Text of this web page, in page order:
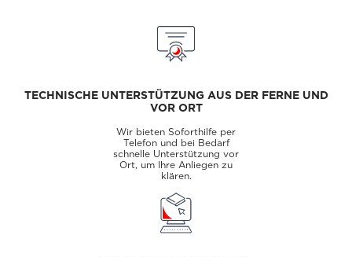
TECHNISCHE UNTERSTÜTZUNG AUS DER FERNE UND
VOR ORT
Wir bieten Soforthilfe per
Telefon und bei Bedarf
schnelle Unterstützung vor
Ort, um Ihre Anliegen zu
klären.